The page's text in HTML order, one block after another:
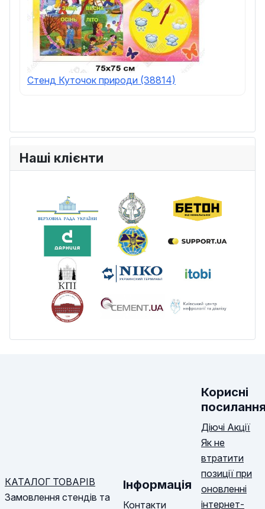
Стенд Куточок природи (38814)
Наші клієнти
КАТАЛОГ ТОВАРІВ
Замовлення стендів та
Інформація
Контакти
Корисні
Діючі Акції
Як не
втратити
позиції при
оновленні
інтернет-